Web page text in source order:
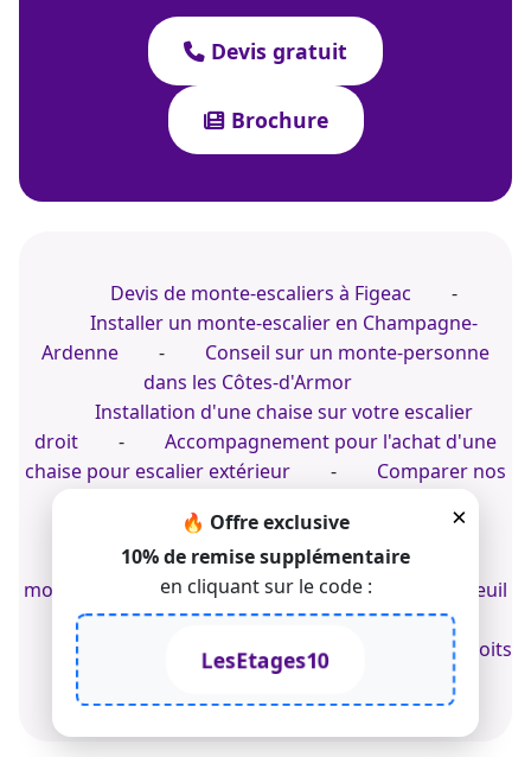
Devis gratuit
Brochure
×
🔥 Offre exclusive
10% de remise supplémentaire
en cliquant sur le code :
LesEtages10
Devis de monte-escaliers à Figeac
-
Installer un monte-escalier en Champagne-
Ardenne
-
Conseil sur un monte-personne
dans les Côtes-d'Armor
Installation d'une chaise sur votre escalier
droit
-
Accompagnement pour l'achat d'une
chaise pour escalier extérieur
-
Comparer nos
Pro du monte-personne pour votre escalier
intérieur
-
Fauteuil d'escalier tournant
motorisé
Accompagnement pour un fauteuil
d'escaliers intérieurs
© 2022-2026 TK Home Solutions - CGV - Tous droits
réservés